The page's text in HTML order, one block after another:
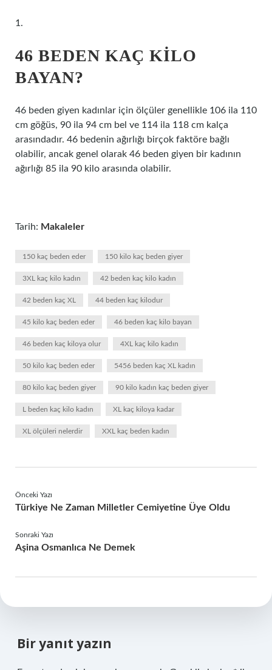
1.
46 BEDEN KAÇ KILO
BAYAN?
46 beden giyen kadınlar için ölçüler genellikle 106 ila 110
cm göğüs, 90 ila 94 cm bel ve 114 ila 118 cm kalça
arasındadır. 46 bedenin ağırlığı birçok faktöre bağlı
olabilir, ancak genel olarak 46 beden giyen bir kadının
ağırlığı 85 ila 90 kilo arasında olabilir.
Tarih: Makaleler
150 kaç beden eder 150 kilo kaç beden giyer
3XL kaç kilo kadın 42 beden kaç kilo kadın
42 beden kaç XL 44 beden kaç kilodur
45 kilo kaç beden eder 46 beden kaç kilo bayan
46 beden kaç kiloya olur 4XL kaç kilo kadın
50 kilo kaç beden eder 5456 beden kaç XL kadın
80 kilo kaç beden giyer 90 kilo kadın kaç beden giyer
L beden kaç kilo kadın XL kaç kiloya kadar
XL ölçüleri nelerdir XXL kaç beden kadın
Önceki Yazı
Türkiye Ne Zaman Milletler Cemiyetine Üye Oldu
Sonraki Yazı
Aşina Osmanlıca Ne Demek
Bir yanıt yazın